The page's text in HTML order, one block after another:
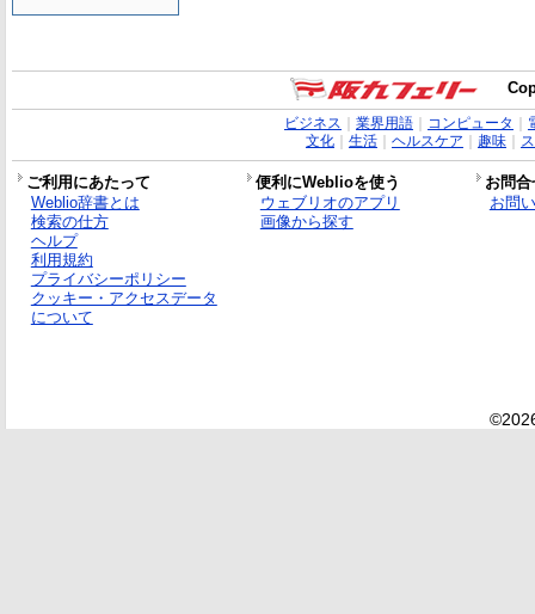
ビジネス 業界用語｜ コンピュータ
文化｜ 生活｜ ヘルスケア 趣味｜
ご利用にあたって 便利にWeblioを使う
お問
Weblio辞書とは
検索の仕方
ヘルプ
利用規約
プライバシーポリシー
クッキー・アクセスデータ
について
ウェブリオのアプリ
画像から探す
お問